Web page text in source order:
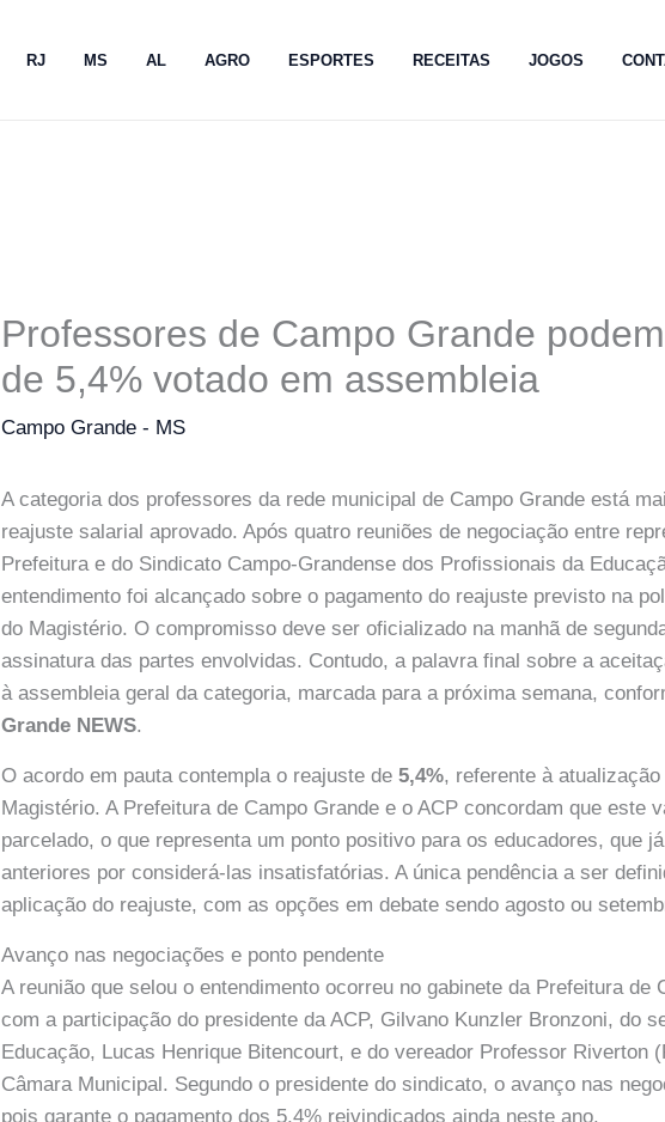
RJ MS AL AGRO ESPORTES RECEITAS JOGOS
Professores de Campo Grande
de 5,4% votado em assembleia
Campo Grande - MS
A categoria dos professores da rede municipal de Campo Grande está
reajuste salarial aprovado. Após quatro reuniões de negociação entre
Prefeitura e do Sindicato Campo-Grandense dos Profissionais da
entendimento foi alcançado sobre o pagamento do reajuste previsto na
do Magistério. O compromisso deve ser oficializado na manhã de
assinatura das partes envolvidas. Contudo, a palavra final sobre a
à assembleia geral da categoria, marcada para a próxima semana,
Grande NEWS.
O acordo em pauta contempla o reajuste de5,4%, referente à
Magistério. A Prefeitura de Campo Grande e o ACP concordam que este
parcelado, o que representa um ponto positivo para os educadores, que
anteriores por considerá-las insatisfatórias. A única pendência a ser
aplicação do reajuste, com as opções em debate sendo agosto ou
Avanço nas negociações e ponto pendente
A reunião que selou o entendimento ocorreu no gabinete da Prefeitura de
com a participação do presidente da ACP, Gilvano Kunzler Bronzoni, do
Educação, Lucas Henrique Bitencourt, e do vereador Professor Riverton
Câmara Municipal. Segundo o presidente do sindicato, o avanço nas
pois garante o pagamento dos 5,4% reivindicados ainda neste ano.